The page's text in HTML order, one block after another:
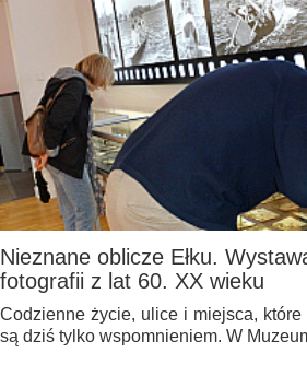
Nieznane oblicze Ełku.
fotografii z lat 60. XX wieku
Codzienne życie, ulice i miejsca,
są dziś tylko wspomnieniem. W